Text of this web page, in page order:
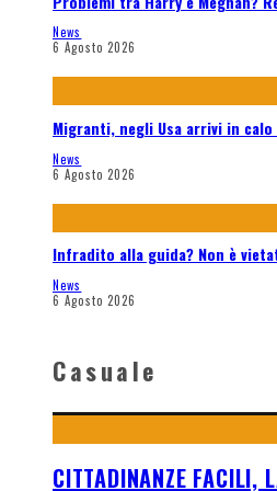
News
6 Agosto 2026
Migranti, negli Usa arrivi in
News
6 Agosto 2026
Infradito alla guida? Non è
News
6 Agosto 2026
Casuale
CITTADINANZE FACILI,